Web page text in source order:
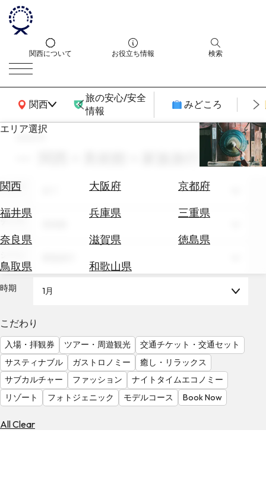
関西について お役立ち情報 検索
関西
関西広域MAP
旅の安心/安全
情報
みどころ
エリア選択
関西 大阪府
京都府
福井県
兵庫県
三重県
奈良県
滋賀県
徳島県
鳥取県
和歌山県
エ
券
テ
を
調
べ
る
天
気
を
見
る
search
関西 × 美術館 × 家族旅行 × 1月
エリア
テーマ
時期 1月
こだわり
入場・拝観券 ツアー・周遊観光
交通チケット・交通セット
サスティナブル
ガストロノミー
癒し・リラックス
サブカルチャー
ファッション
ナイトタイムエコノミー
リゾート
フォトジェニック モデルコース Book Now
All Clear